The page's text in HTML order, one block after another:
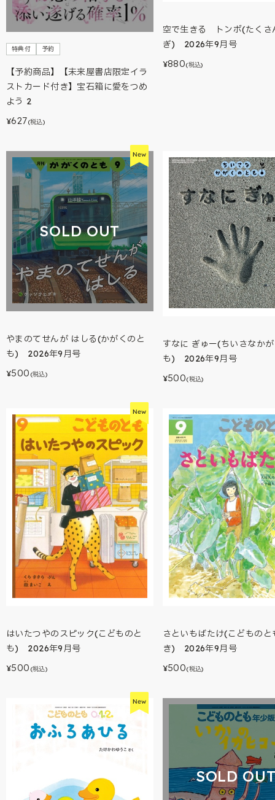
特典付 予約
【予約商品】【未来屋書店限定イラ
ストカード付き】宝石箱に愛をつめ
よう 2
¥627(税込)
空で生きる トンボ(たくさ
ぎ) 2026年9月号
¥880(税込)
SOLD OUT
やまのてせんが はしる(かがくのと
も) 2026年9月号
¥500 (税込)
すなに ぎゅー(ちいさなか
も) 2026年9月号
¥500(税込)
はいたつやのスピック(こどものと
も) 2026年9月号
¥500 (税込)
さといもばたけ(こどものと
き) 2026年9月号
¥500(税込)
SOLD